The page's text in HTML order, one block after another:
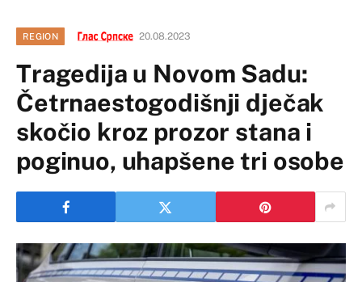
REGION 20.08.2023
Tragedija u Novom Sadu:
Četrnaestogodišnji dječak
skočio kroz prozor stana i
poginuo, uhapšene tri osobe